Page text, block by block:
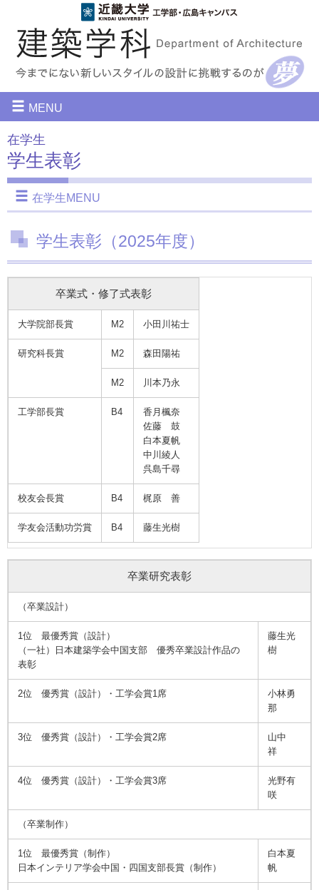
メ
ン
ナ
ビ
ゲ
ー
ョ
MENU
在学生
学生表彰
サ
ナ
ビ
ゲ
シ
ョ
在学生MENU
学生表彰（2025年度）
卒業式・修了式表彰
大学院部長賞 M2 小田川祐士
研究科長賞 M2 森田陽祐
M2 川本乃永
工学部長賞 B4
香月楓奈
佐藤 鼓
白本夏帆
中川綾人
呉島千尋
校友会長賞 B4 梶原 善
学友会活動功労賞 B4 藤生光樹
卒業研究表彰
（卒業設計）
1位 最優秀賞（設計）
（一社）日本建築学会中国支部 優秀卒業設計作品の
表彰
藤生光
樹
2位 優秀賞（設計）・工学会賞1席
小林勇
那
3位 優秀賞（設計）・工学会賞2席
山中
祥
4位 優秀賞（設計）・工学会賞3席
光野有
咲
（卒業制作）
1位 最優秀賞（制作）
日本インテリア学会中国・四国支部長賞（制作）
白本夏
帆